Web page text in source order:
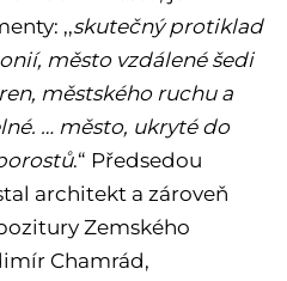
,,skutečný protiklad
město vzdálené šedi
městského ruchu a
… město, ukryté do
.“ Předsedou
architekt a zároveň
Zemského
Chamrád,